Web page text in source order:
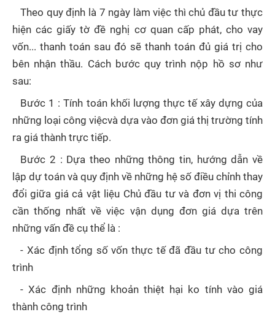
Theo quy định là 7 ngày làm việc thì chủ đầu tư thực
hiện các giấy tờ đề nghị cơ quan cấp phát, cho vay
vốn... thanh toán sau đó sẽ thanh toán đủ giá trị cho
bên nhận thầu. Cách bước quy trình nộp hồ sơ như
sau:
Bước 1 : Tính toán khối lượng thực tế xây dựng của
những loại công việcvà dựa vào đơn giá thị trường tính
ra giá thành trực tiếp.
Bước 2 : Dựa theo những thông tin, hướng dẫn về
lập dự toán và quy định về những hệ số điều chỉnh thay
đổi giữa giá cả vật liệu Chủ đầu tư và đơn vị thi công
cần thống nhất về việc vận dụng đơn giá dựa trên
những vấn đề cụ thể là :
- Xác định tổng số vốn thực tế đã đầu tư cho công
trình
- Xác định những khoản thiệt hại ko tính vào giá
thành công trình